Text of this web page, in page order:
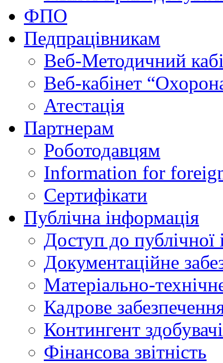
ФПО
Педпрацівникам
Веб-Методичний
Веб-кабінет
Атестація
Партнерам
Роботодавцям
Information for
Сертифікати
Публічна інформація
Доступ до публічної
Документаційне
Матеріально-
Кадрове
Контингент
Фінансова звітність